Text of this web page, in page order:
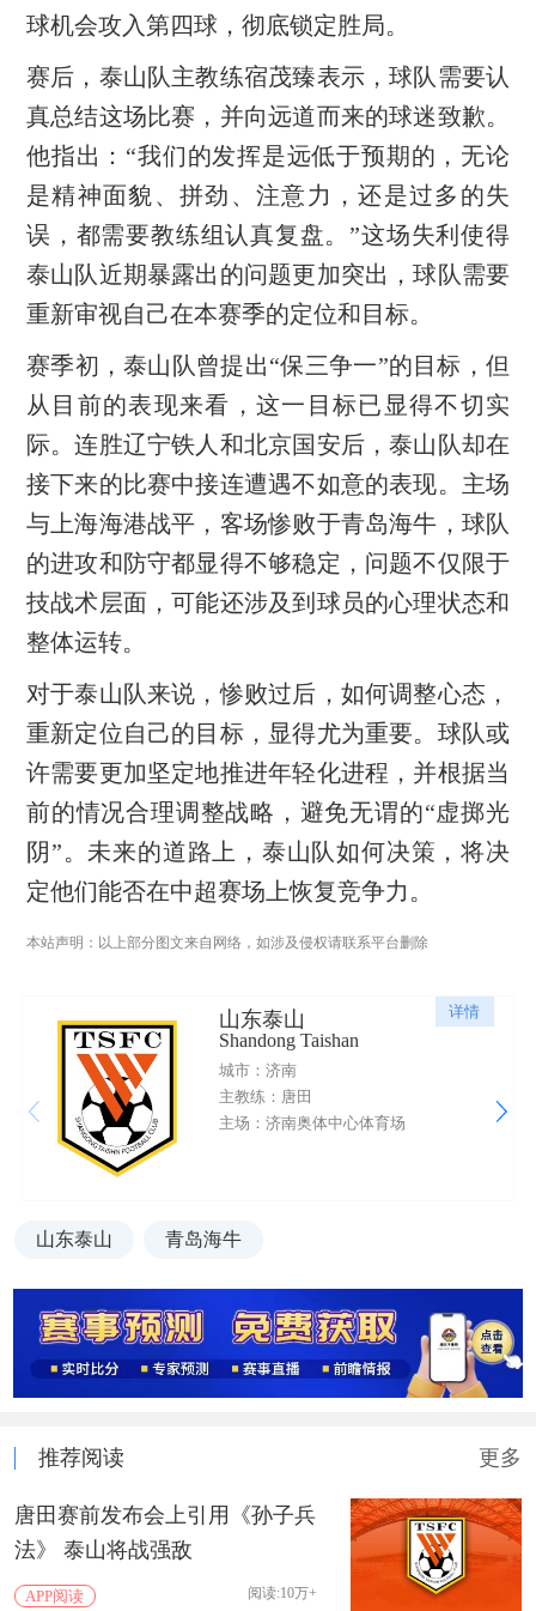
球机会攻入第四球，彻底锁定胜局。
赛后，泰山队主教练宿茂臻表示，球队需要认
真总结这场比赛，并向远道而来的球迷致歉。
他指出：“我们的发挥是远低于预期的，无论
是精神面貌、拼劲、注意力，还是过多的失
误，都需要教练组认真复盘。”这场失利使得
泰山队近期暴露出的问题更加突出，球队需要
重新审视自己在本赛季的定位和目标。
赛季初，泰山队曾提出“保三争一”的目标，但
从目前的表现来看，这一目标已显得不切实
际。连胜辽宁铁人和北京国安后，泰山队却在
接下来的比赛中接连遭遇不如意的表现。主场
与上海海港战平，客场惨败于青岛海牛，球队
的进攻和防守都显得不够稳定，问题不仅限于
技战术层面，可能还涉及到球员的心理状态和
整体运转。
对于泰山队来说，惨败过后，如何调整心态，
重新定位自己的目标，显得尤为重要。球队或
许需要更加坚定地推进年轻化进程，并根据当
前的情况合理调整战略，避免无谓的“虚掷光
阴”。未来的道路上，泰山队如何决策，将决
定他们能否在中超赛场上恢复竞争力。
本站声明：以上部分图文来自网络，如涉及侵权请联系平台删除
详情
山东泰山
Shandong Taishan
城市：济南
主教练：唐田
主场：济南奥体中心体育场
山东泰山 青岛海牛
推荐阅读 更多
唐田赛前发布会上引用《孙子兵
法》 泰山将战强敌
APP阅读 阅读:10万+